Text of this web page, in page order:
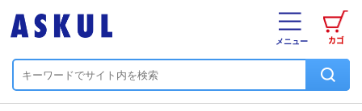
カゴ
メニュー